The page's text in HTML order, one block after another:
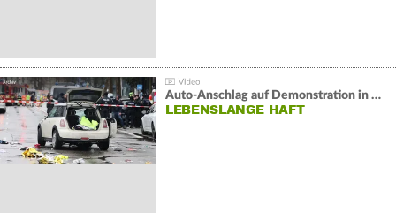
Auto-Anschlag auf Demonstration in München:
LEBENSLANGE HAFT